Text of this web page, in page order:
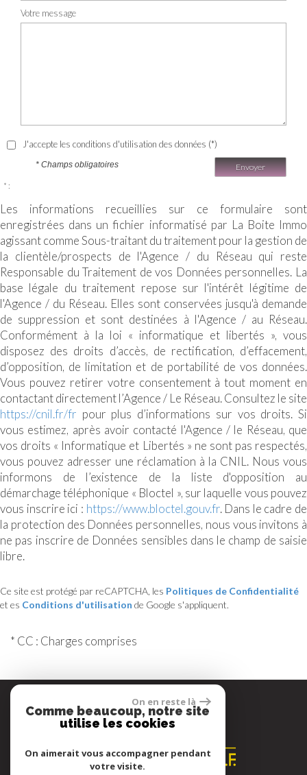
Votre message
J'accepte les conditions d'utilisation des données (*)
Envoyer
* Champs obligatoires
* :
Les informations recueillies sur ce formulaire sont
enregistrées dans un fichier informatisé par La Boite Immo
agissant comme Sous-traitant du traitement pour la gestion de
la clientèle/prospects de l'Agence / du Réseau qui reste
Responsable du Traitement de vos Données personnelles. La
base légale du traitement repose sur l'intérêt légitime de
l'Agence / du Réseau. Elles sont conservées jusqu'à demande
de suppression et sont destinées à l'Agence / au Réseau.
Conformément à la loi « informatique et libertés », vous
disposez des droits d’accès, de rectification, d’effacement,
d’opposition, de limitation et de portabilité de vos données.
Vous pouvez retirer votre consentement à tout moment en
contactant directement l’Agence / Le Réseau. Consultez le site
https://cnil.fr/fr pour plus d’informations sur vos droits. Si
vous estimez, après avoir contacté l'Agence / le Réseau, que
vos droits « Informatique et Libertés » ne sont pas respectés,
vous pouvez adresser une réclamation à la CNIL. Nous vous
informons de l’existence de la liste d'opposition au
démarchage téléphonique « Bloctel », sur laquelle vous pouvez
vous inscrire ici : https://www.bloctel.gouv.fr. Dans le cadre de
la protection des Données personnelles, nous vous invitons à
ne pas inscrire de Données sensibles dans le champ de saisie
libre.
Ce site est protégé par reCAPTCHA, les Politiques de Confidentialité
et es Conditions d'utilisation de Google s'appliquent.
* CC : Charges comprises
Espace propriétaire
On en reste là
Comme beaucoup, notre site
utilise les cookies
On aimerait vous accompagner pendant
votre visite.